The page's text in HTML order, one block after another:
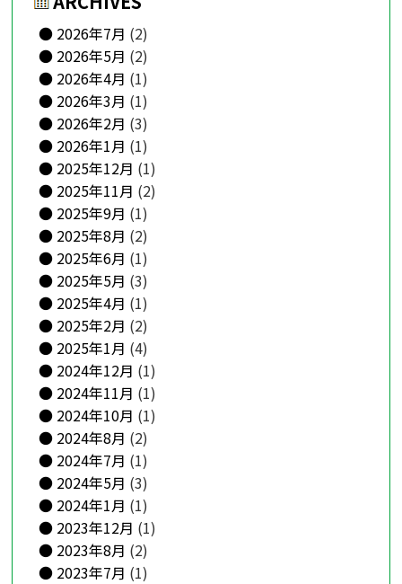
2026年7月 (2)
2026年5月 (2)
2026年4月 (1)
2026年3月 (1)
2026年2月 (3)
2026年1月 (1)
2025年12月 (1)
2025年11月 (2)
2025年9月 (1)
2025年8月 (2)
2025年6月 (1)
2025年5月 (3)
2025年4月 (1)
2025年2月 (2)
2025年1月 (4)
2024年12月 (1)
2024年11月 (1)
2024年10月 (1)
2024年8月 (2)
2024年7月 (1)
2024年5月 (3)
2024年1月 (1)
2023年12月 (1)
2023年8月 (2)
2023年7月 (1)